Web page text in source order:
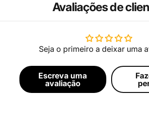
Avaliações de
Seja o primeiro a deixar uma
Escreva uma
avaliação